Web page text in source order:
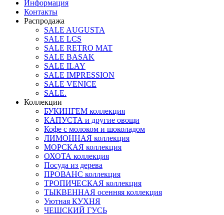
Информация
Контакты
Распродажа
SALE AUGUSTA
SALE LCS
SALE RETRO MAT
SALE BASAK
SALE ILAY
SALE IMPRESSION
SALE VENICE
SALE.
Коллекции
БУКИНГЕМ коллекция
КАПУСТА и другие овощи
Кофе с молоком и шоколадом
ЛИМОННАЯ коллекция
МОРСКАЯ коллекция
ОХОТА коллекция
Посуда из дерева
ПРОВАНС коллекция
ТРОПИЧЕСКАЯ коллекция
ТЫКВЕННАЯ осенняя коллекция
Уютная КУХНЯ
ЧЕШСКИЙ ГУСЬ